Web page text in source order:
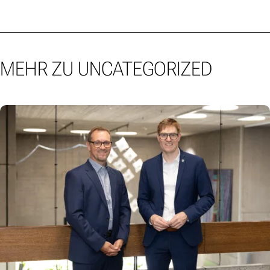
MEHR ZU UNCATEGORIZED